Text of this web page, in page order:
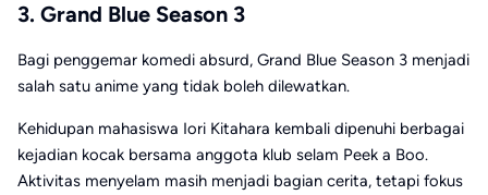
3. Grand Blue Season 3
Bagi penggemar komedi absurd, Grand Blue Season 3 menjadi
salah satu anime yang tidak boleh dilewatkan.
Kehidupan mahasiswa Iori Kitahara kembali dipenuhi berbagai
kejadian kocak bersama anggota klub selam Peek a Boo.
Aktivitas menyelam masih menjadi bagian cerita, tetapi fokus